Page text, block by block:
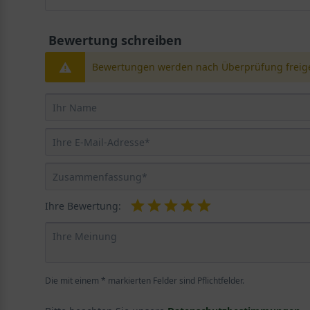
Bewertung schreiben
Bewertungen werden nach Überprüfung
Ihre Bewertung:
Die mit einem * markierten Felder sind Pflichtfelder.